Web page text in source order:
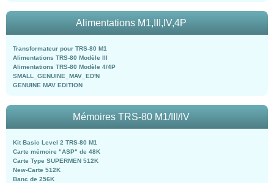
Alimentations M1,III,IV,4P
Transformateur pour TRS-80 M1
Alimentations TRS-80 Modèle III
Alimentations TRS-80 Modèle 4/4P
SMALL_GENUINE_MAV_ED'N
GENUINE MAV EDITION
Mémoires TRS-80 M1/III/IV
Kit Basic Level 2 TRS-80 M1
Carte mémoire "ASP" de 48K
Carte Type SUPERMEN 512K
New-Carte 512K
Banc de 256K